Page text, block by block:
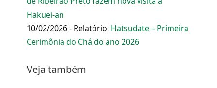
Hakuei-an
10/02/2026 - Relatório: Hatsudate – Primeira
Cerimônia do Chá do ano 2026
Veja também